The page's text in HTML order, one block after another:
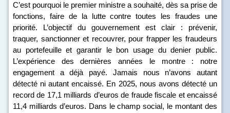
C’est pourquoi le premier ministre a souhaité, dès sa prise de
fonctions, faire de la lutte contre toutes les fraudes une
priorité. L’objectif du gouvernement est clair : prévenir,
traquer, sanctionner et recouvrer, pour frapper les fraudeurs
au portefeuille et garantir le bon usage du denier public.
L’expérience des dernières années le montre : notre
engagement a déjà payé. Jamais nous n’avons autant
détecté ni autant encaissé. En 2025, nous avons détecté un
record de 17,1 milliards d’euros de fraude fiscale et encaissé
11,4 milliards d’euros. Dans le champ social, le montant des